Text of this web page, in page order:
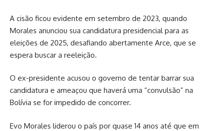
A cisão ficou evidente em setembro de 2023, quando
Morales anunciou sua candidatura presidencial para as
eleições de 2025, desafiando abertamente Arce, que se
espera buscar a reeleição.
O ex-presidente acusou o governo de tentar barrar sua
candidatura e ameaçou que haverá uma “convulsão” na
Bolívia se for impedido de concorrer.
Evo Morales liderou o país por quase 14 anos até que em